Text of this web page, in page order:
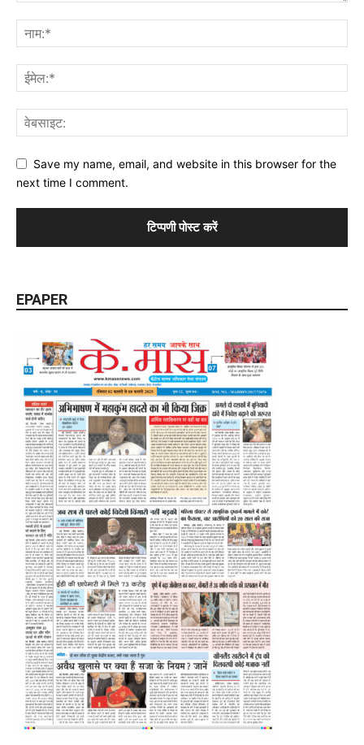
Save my name, email, and website in this browser for the
next time I comment.
EPAPER